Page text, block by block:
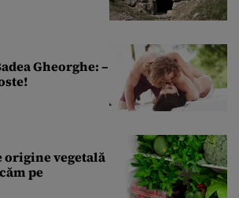
Gheorghe: –
origine vegetală
pe